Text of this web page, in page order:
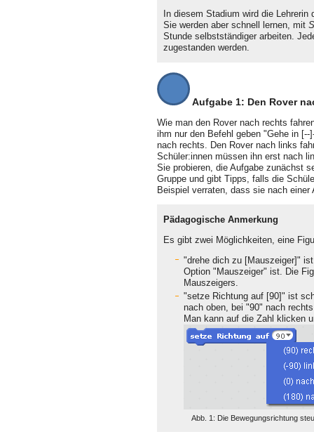
In diesem Stadium wird die
Sie werden aber schnell lernen, mit
Stunde selbstständiger arbeiten.
zugestanden werden.
Aufgabe 1: Den Rover
Wie man den Rover nach rechts
ihm nur den Befehl geben "Gehe in
nach rechts. Den Rover nach links
Schüler:innen müssen ihn erst nach
Sie probieren, die Aufgabe zunächst
Gruppe und gibt Tipps, falls die
Beispiel verraten, dass sie nach
Pädagogische Anmerkung
Es gibt zwei Möglichkeiten, eine
"drehe dich zu [Mauszeiger]"
Option "Mauszeiger" ist. Die
Mauszeigers.
"setze Richtung auf [90]" ist
nach oben, bei "90" nach
Man kann auf die Zahl klicken
Abb. 1: Die Bewegungsrichtung